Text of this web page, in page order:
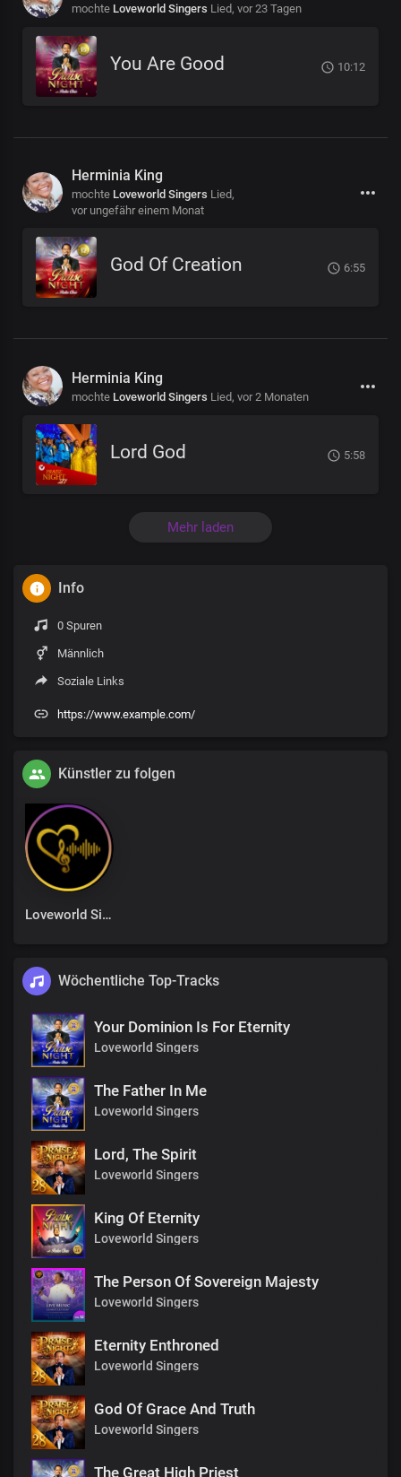
mochte Loveworld Singers Lied, vor 23 Tagen
You Are Good 10:12
Herminia King
mochte Loveworld Singers Lied,
vor ungefähr einem Monat
God Of Creation 6:55
Herminia King
mochte Loveworld Singers Lied, vor 2 Monaten
Lord God 5:58
Mehr laden
Info
0 Spuren
Männlich
Soziale Links
https://www.example.com/
Künstler zu folgen
Loveworld Singers
Wöchentliche Top-Tracks
Your Dominion Is For Eternity
Loveworld Singers
The Father In Me
Loveworld Singers
Lord, The Spirit
Loveworld Singers
King Of Eternity
Loveworld Singers
The Person Of Sovereign Majesty
Loveworld Singers
Eternity Enthroned
Loveworld Singers
God Of Grace And Truth
Loveworld Singers
The Great High Priest